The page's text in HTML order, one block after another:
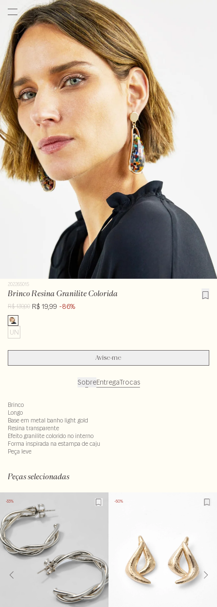
202265015
Brinco Resina Granilite Colorida
R$ 139,00 R$ 19,99 -86%
UN
Avise-me
SobreEntregaTrocas
Brinco
Longo
Base em metal banho light gold
Resina transparente
Efeito granilite colorido no interno
Forma inspirada na estampa de caju
Peça leve
Peças selecionadas
-33% -50%